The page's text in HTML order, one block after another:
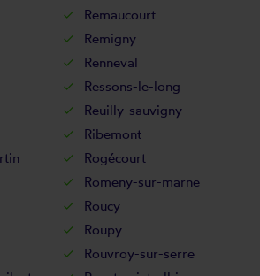
Remaucourt
Remigny
Renneval
Ressons-le-long
Reuilly-sauvigny
Ribemont
Rogécourt
Romeny-sur-marne
Roucy
Roupy
Rouvroy-sur-serre